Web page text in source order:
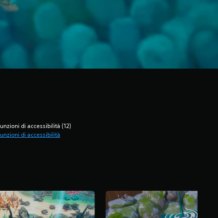
di accessibilità (12)
di accessibilità